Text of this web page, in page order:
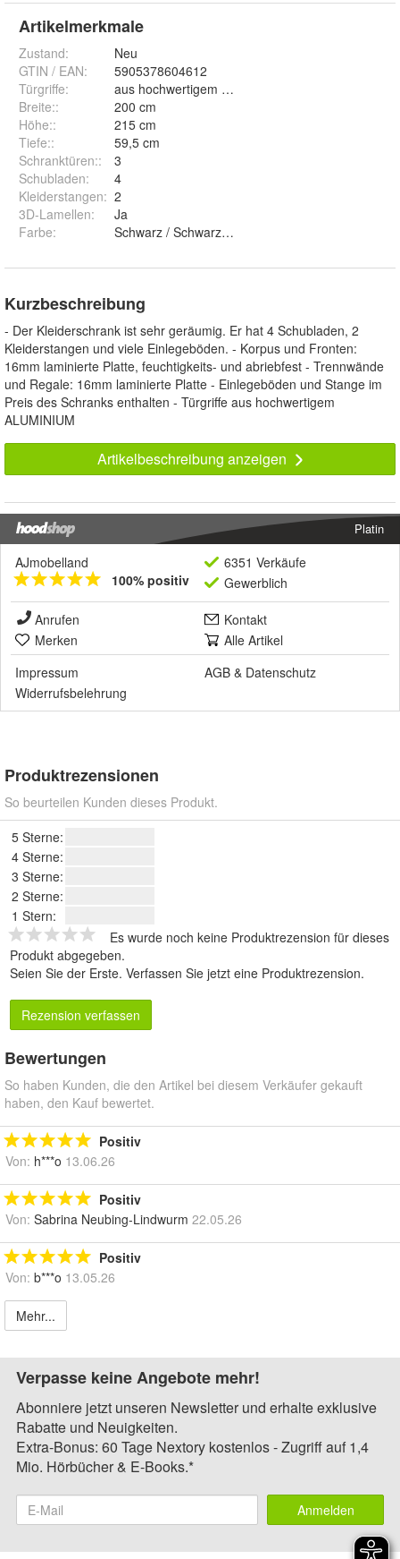
Artikelmerkmale
Zustand:
Neu
GTIN / EAN:
5905378604612
Türgriffe:
aus hochwertigem ALUMINIUM
Breite::
200 cm
Höhe::
215 cm
Tiefe::
59,5 cm
Schranktüren::
3
Schubladen:
4
Kleiderstangen: 2
3D-Lamellen:
Ja
Farbe: Schwarz / Schwarz / Schwarz / Schwarz,
Kurzbeschreibung
- Der Kleiderschrank ist sehr geräumig. Er hat 4 Schubladen, 2
Kleiderstangen und viele Einlegeböden. - Korpus und Fronten:
16mm laminierte Platte, feuchtigkeits- und abriebfest - Trennwände
und Regale: 16mm laminierte Platte - Einlegeböden und Stange im
Preis des Schranks enthalten - Türgriffe aus hochwertigem
ALUMINIUM
Artikelbeschreibung anzeigen
Platin
AJmobelland
100% positiv
6351 Verkäufe
Gewerblich
Anrufen
Kontakt
Merken
Alle Artikel
Impressum
AGB & Datenschutz
Widerrufsbelehrung
Produktrezensionen
So beurteilen Kunden dieses Produkt.
5 Sterne:
4 Sterne:
3 Sterne:
2 Sterne:
1 Stern:
Es wurde noch keine Produktrezension für dieses
Produkt abgegeben.
Seien Sie der Erste. Verfassen Sie jetzt eine Produktrezension.
Rezension verfassen
Bewertungen
So haben Kunden, die den Artikel bei diesem Verkäufer gekauft
haben, den Kauf bewertet.
Positiv
Von: h***o 13.06.26
Positiv
Von: Sabrina Neubing-Lindwurm 22.05.26
Positiv
Von: b***o 13.05.26
Mehr...
Verpasse keine Angebote mehr!
Abonniere jetzt unseren Newsletter und erhalte exklusive
Rabatte und Neuigkeiten.
Extra-Bonus: 60 Tage Nextory kostenlos - Zugriff auf 1,4
Mio. Hörbücher & E-Books.*
Anmelden